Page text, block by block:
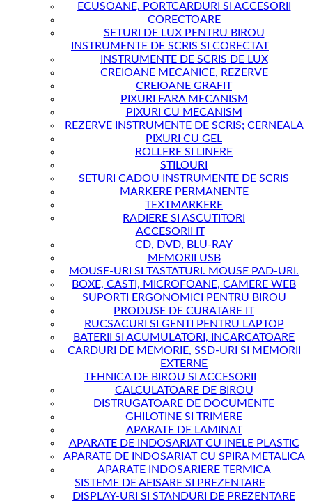
ECUSOANE, PORTCARDURI SI ACCESORII
CORECTOARE
SETURI DE LUX PENTRU BIROU
INSTRUMENTE DE SCRIS SI CORECTAT
INSTRUMENTE DE SCRIS DE LUX
CREIOANE MECANICE, REZERVE
CREIOANE GRAFIT
PIXURI FARA MECANISM
PIXURI CU MECANISM
REZERVE INSTRUMENTE DE SCRIS; CERNEALA
PIXURI CU GEL
ROLLERE SI LINERE
STILOURI
SETURI CADOU INSTRUMENTE DE SCRIS
MARKERE PERMANENTE
TEXTMARKERE
RADIERE SI ASCUTITORI
ACCESORII IT
CD, DVD, BLU-RAY
MEMORII USB
MOUSE-URI SI TASTATURI. MOUSE PAD-URI.
BOXE, CASTI, MICROFOANE, CAMERE WEB
SUPORTI ERGONOMICI PENTRU BIROU
PRODUSE DE CURATARE IT
RUCSACURI SI GENTI PENTRU LAPTOP
BATERII SI ACUMULATORI, INCARCATOARE
CARDURI DE MEMORIE, SSD-URI SI MEMORII
EXTERNE
TEHNICA DE BIROU SI ACCESORII
CALCULATOARE DE BIROU
DISTRUGATOARE DE DOCUMENTE
GHILOTINE SI TRIMERE
APARATE DE LAMINAT
APARATE DE INDOSARIAT CU INELE PLASTIC
APARATE DE INDOSARIAT CU SPIRA METALICA
APARATE INDOSARIERE TERMICA
SISTEME DE AFISARE SI PREZENTARE
DISPLAY-URI SI STANDURI DE PREZENTARE